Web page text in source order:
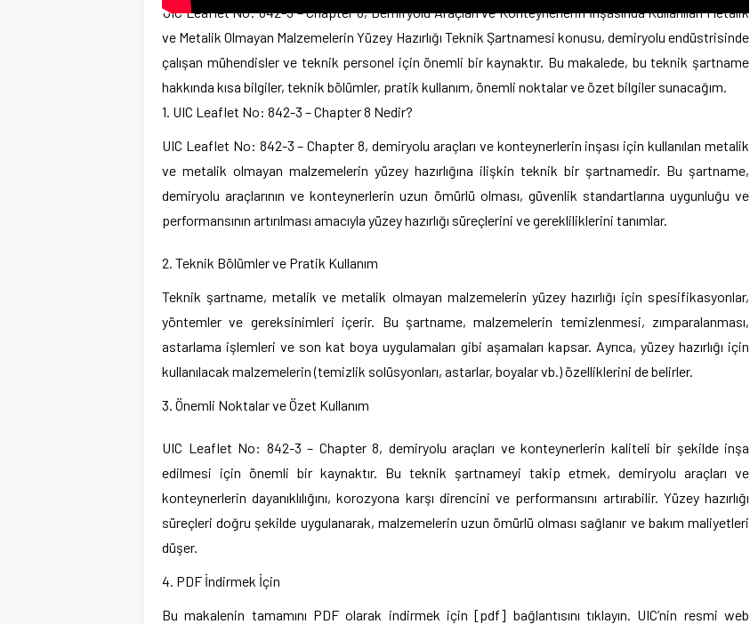
UIC Leaflet No: 842-3 – Chapter 8, Demiryolu Araçları ve Konteynerlerin İnşasında Kullanılan Metalik
ve Metalik Olmayan Malzemelerin Yüzey Hazırlığı Teknik Şartnamesi konusu, demiryolu endüstrisinde
çalışan mühendisler ve teknik personel için önemli bir kaynaktır. Bu makalede, bu teknik şartname
hakkında kısa bilgiler, teknik bölümler, pratik kullanım, önemli noktalar ve özet bilgiler sunacağım.
1. UIC Leaflet No: 842-3 – Chapter 8 Nedir?
UIC Leaflet No: 842-3 – Chapter 8, demiryolu araçları ve konteynerlerin inşası için kullanılan metalik
ve metalik olmayan malzemelerin yüzey hazırlığına ilişkin teknik bir şartnamedir. Bu şartname,
demiryolu araçlarının ve konteynerlerin uzun ömürlü olması, güvenlik standartlarına uygunluğu ve
performansının artırılması amacıyla yüzey hazırlığı süreçlerini ve gerekliliklerini tanımlar.
2. Teknik Bölümler ve Pratik Kullanım
Teknik şartname, metalik ve metalik olmayan malzemelerin yüzey hazırlığı için spesifikasyonlar,
yöntemler ve gereksinimleri içerir. Bu şartname, malzemelerin temizlenmesi, zımparalanması,
astarlama işlemleri ve son kat boya uygulamaları gibi aşamaları kapsar. Ayrıca, yüzey hazırlığı için
kullanılacak malzemelerin (temizlik solüsyonları, astarlar, boyalar vb.) özelliklerini de belirler.
3. Önemli Noktalar ve Özet Kullanım
UIC Leaflet No: 842-3 – Chapter 8, demiryolu araçları ve konteynerlerin kaliteli bir şekilde inşa
edilmesi için önemli bir kaynaktır. Bu teknik şartnameyi takip etmek, demiryolu araçları ve
konteynerlerin dayanıklılığını, korozyona karşı direncini ve performansını artırabilir. Yüzey hazırlığı
süreçleri doğru şekilde uygulanarak, malzemelerin uzun ömürlü olması sağlanır ve bakım maliyetleri
düşer.
4. PDF İndirmek İçin
Bu makalenin tamamını PDF olarak indirmek için [pdf] bağlantısını tıklayın. UIC’nin resmi web